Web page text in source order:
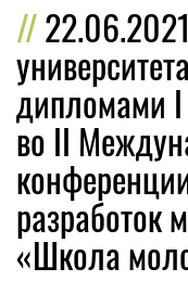
дипломами I
во II
разработок
«Школа